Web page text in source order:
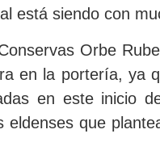
está siendo con
Orbe
en la portería, ya
en este inicio
eldenses que